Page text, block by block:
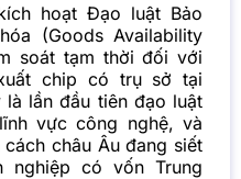
hoạt Đạo luật Bảo
(Goods Availability
soát tạm thời đối với
chip có trụ sở tại
lần đầu tiên đạo luật
vực công nghệ, và
châu Âu đang siết
nghiệp có vốn Trung